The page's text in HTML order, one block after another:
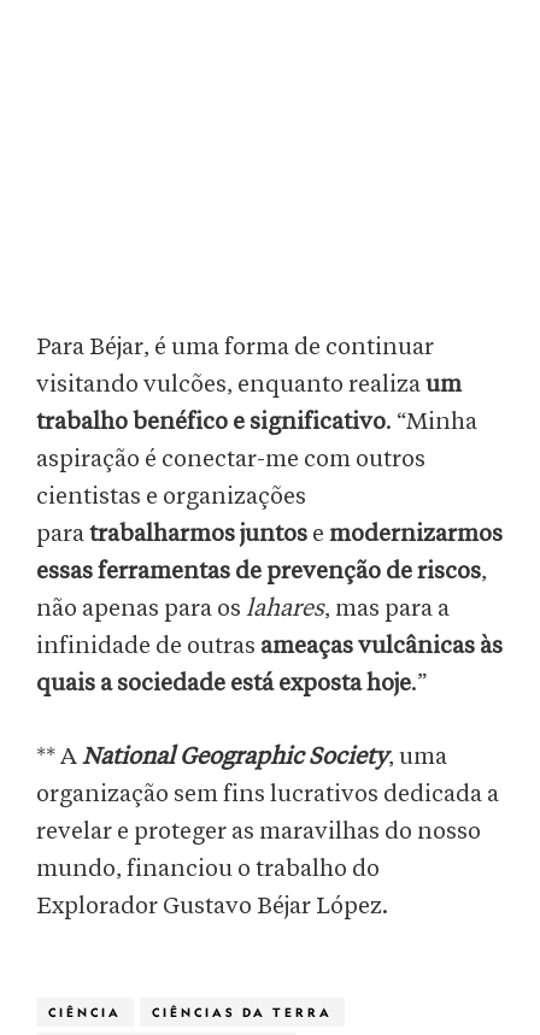
Para Béjar, é uma forma de continuar
visitando vulcões, enquanto realizaum
trabalho benéfico e significativo. “Minha
aspiração é conectar-me com outros
cientistas e organizações
paratrabalharmos juntos e modernizarmos
essas ferramentas de prevenção de riscos,
não apenas para os lahares, mas para a
infinidade de outras ameaças vulcânicas às
quais a sociedade está exposta hoje.”
** ANational Geographic Society, uma
organização sem fins lucrativos dedicada a
revelar e proteger as maravilhas do nosso
mundo, financiou o trabalho do
Explorador Gustavo Béjar López.
CIÊNCIA CIÊNCIAS DA TERRA